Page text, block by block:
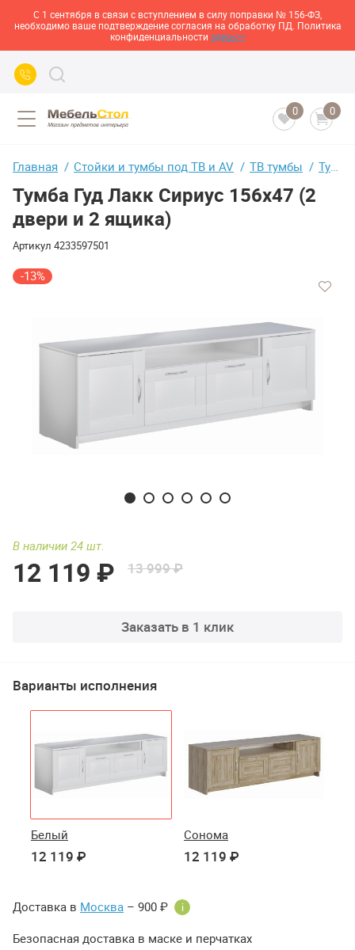
С 1 сентября в связи с вступлением в силу поправки № 156-ФЗ,
необходимо ваше подтверждение согласия на обработку ПД. Политика
конфиденциальности здесь>>
0 0
Главная Стойки и тумбы под ТВ и AV ТВ тумбы Тумба Гуд Лакк Сириус 156х47 (2 двери и 2 ящика)
Тумба Гуд Лакк Сириус 156х47 (2
двери и 2 ящика)
Артикул 4233597501
-13%
В наличии 24 шт.
12 119 ₽ 13 999 ₽
Заказать в 1 клик
Варианты исполнения
Белый
12 119 ₽
Сонома
12 119 ₽
Доставка в Москва – 900 ₽ i
Безопасная доставка в маске и перчатках